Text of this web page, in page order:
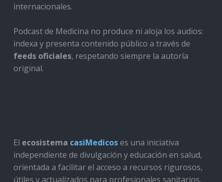
internacionales.
Podcast de Medicina no produce ni aloja los audios:
indexa y presenta contenido público a través de
feeds oficiales, respetando siempre la autoría
original.
El ecosistema casiMedicoses una iniciativa
independiente de divulgación y educación en salud,
orientada a facilitar el acceso a recursos rigurosos,
útiles y actualizados para profesionales sanitarios,